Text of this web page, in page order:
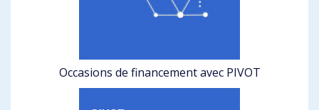
Occasions de financement avec PIVOT